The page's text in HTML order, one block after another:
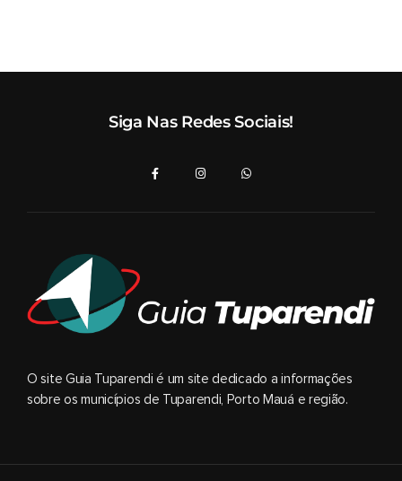
Siga Nas Redes Sociais!
O site Guia Tuparendi é um site dedicado a informações
sobre os municípios de Tuparendi, Porto Mauá e região.